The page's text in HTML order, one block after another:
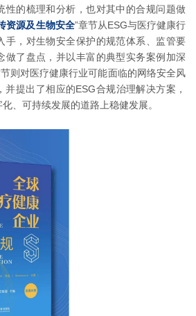
性的梳理和分析，也对其中的合规问题做
资源及生物安全”章节从ESG与医疗健康行
手，对生物安全保护的规范体系、监管要
做了盘点，并以丰富的典型实务案例加深
节则对医疗健康行业可能面临的网络安全风
并提出了相应的ESG合规治理解决方案，
、可持续发展的道路上稳健发展。